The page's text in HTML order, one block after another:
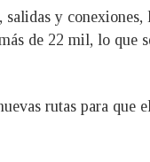
y conexiones,
de 22 mil, lo que
rutas para que